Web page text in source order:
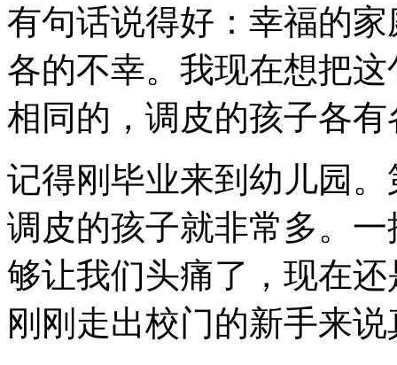
有句话说得好：幸福的
各的不幸。我现在想把
相同的，调皮的孩子各
记得刚毕业来到幼儿园
调皮的孩子就非常多。
够让我们头痛了，现在
刚刚走出校门的新手来